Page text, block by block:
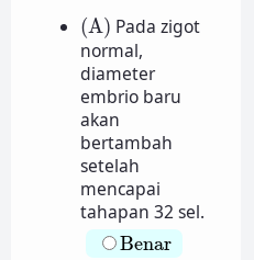
(A)
(A) Pada zigot
normal,
diameter
embrio baru
akan
bertambah
setelah
mencapai
tahapan 32 sel.
Benar
Benar